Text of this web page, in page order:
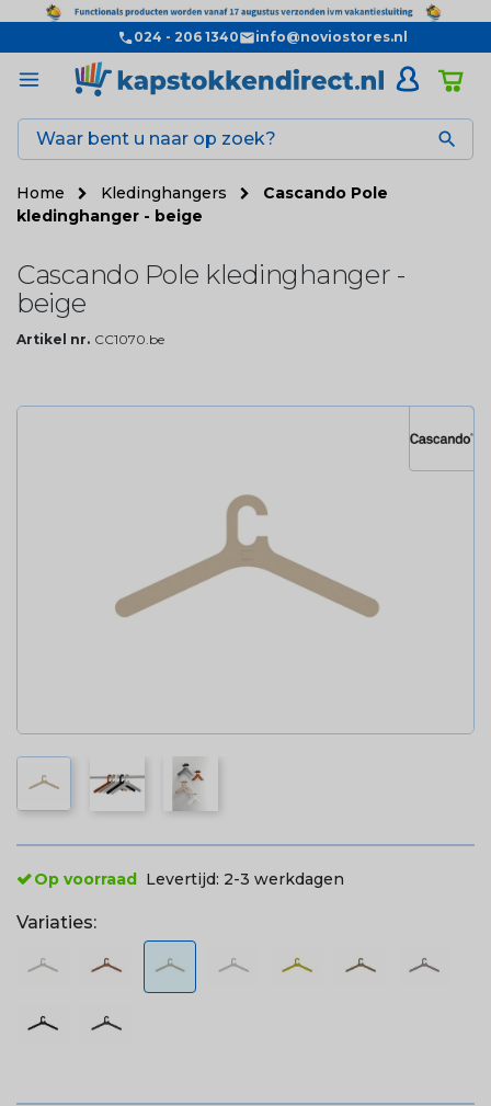
024 - 206 1340 info@noviostores.nl

Home Kledinghangers
Cascando Pole
kledinghanger - beige
Cascando Pole kledinghanger -
beige
Artikel nr. CC1070.be
Op voorraad Levertijd: 2-3 werkdagen
Variaties: